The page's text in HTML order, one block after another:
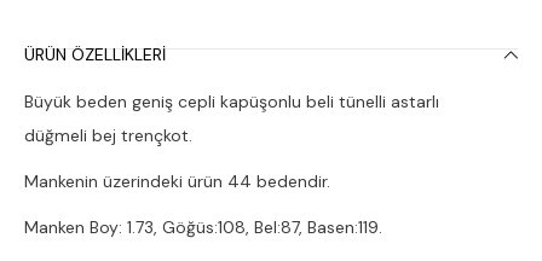
ÜRÜN ÖZELLIKLERI
Büyük beden geniş cepli kapüşonlu beli tünelli astarlı
düğmeli bej trençkot.
Mankenin üzerindeki ürün 44 bedendir.
Manken Boy: 1.73, Göğüs:108, Bel:87, Basen:119.